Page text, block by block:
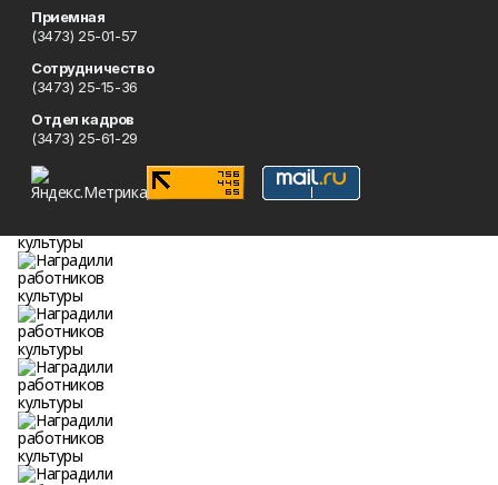
Приемная
(3473) 25-01-57
Сотрудничество
(3473) 25-15-36
Отдел кадров
(3473) 25-61-29